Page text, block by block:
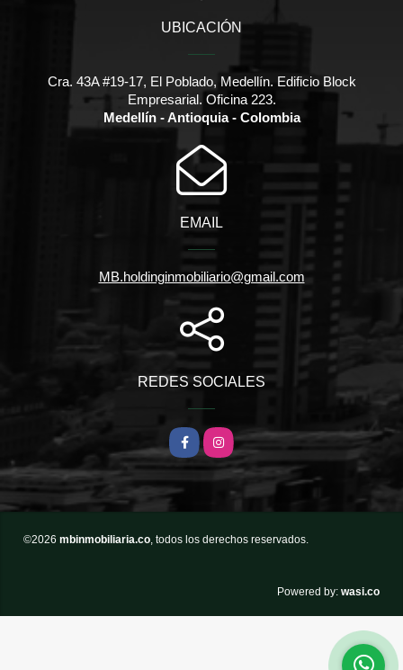
UBICACIÓN
Cra. 43A #19-17, El Poblado, Medellín. Edificio Block
Empresarial. Oficina 223.
Medellín - Antioquia - Colombia
EMAIL
MB.holdinginmobiliario@gmail.com
REDES SOCIALES
FacebookInstagram
©2026 mbinmobiliaria.co , todos los derechos reservados.
Powered by: wasi.co